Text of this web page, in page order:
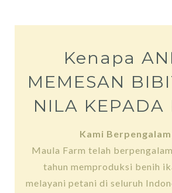
Kenapa
MEMESAN
NILA KEPADA
Kami
Maula Farm telah
tahun memproduksi benih
melayani petani di seluruh